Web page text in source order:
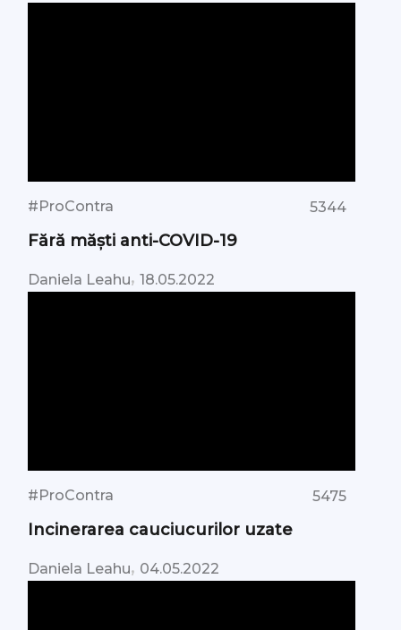
#ProContra 5344
Fără măști anti-COVID-19
Daniela Leahu,18.05.2022
#ProContra 5475
Incinerarea cauciucurilor uzate
Daniela Leahu, 04.05.2022